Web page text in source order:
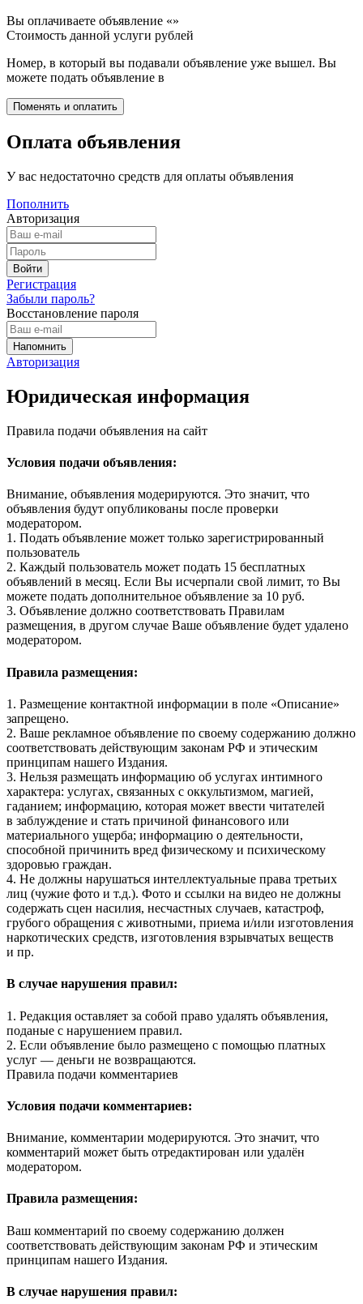
Вы оплачиваете объявление «»
Стоимость данной услуги рублей
Номер, в который вы подавали объявление уже вышел. Вы
можете подать объявление в
Оплата объявления
У вас недостаточно средств для оплаты объявления
Пополнить
Авторизация
Регистрация
Забыли пароль?
Восстановление пароля
Авторизация
Юридическая информация
Правила подачи объявления на сайт
Условия подачи объявления:
Внимание, объявления модерируются. Это значит, что
объявления будут опубликованы после проверки
модератором.
1. Подать объявление может только зарегистрированный
пользователь
2. Каждый пользователь может подать 15 бесплатных
объявлений в месяц. Если Вы исчерпали свой лимит, то Вы
можете подать дополнительное объявление за 10 руб.
3. Объявление должно соответствовать Правилам
размещения, в другом случае Ваше объявление будет удалено
модератором.
Правила размещения:
1. Размещение контактной информации в поле «Описание»
запрещено.
2. Ваше рекламное объявление по своему содержанию должно
соответствовать действующим законам РФ и этическим
принципам нашего Издания.
3. Нельзя размещать информацию об услугах интимного
характера: услугах, связанных с оккультизмом, магией,
гаданием; информацию, которая может ввести читателей
в заблуждение и стать причиной финансового или
материального ущерба; информацию о деятельности,
способной причинить вред физическому и психическому
здоровью граждан.
4. Не должны нарушаться интеллектуальные права третьих
лиц (чужие фото и т.д.). Фото и ссылки на видео не должны
содержать сцен насилия, несчастных случаев, катастроф,
грубого обращения с животными, приема и/или изготовления
наркотических средств, изготовления взрывчатых веществ
и пр.
В случае нарушения правил:
1. Редакция оставляет за собой право удалять объявления,
поданые с нарушением правил.
2. Если объявление было размещено с помощью платных
услуг — деньги не возвращаются.
Правила подачи комментариев
Условия подачи комментариев:
Внимание, комментарии модерируются. Это значит, что
комментарий может быть отредактирован или удалён
модератором.
Правила размещения:
Ваш комментарий по своему содержанию должен
соответствовать действующим законам РФ и этическим
принципам нашего Издания.
В случае нарушения правил: